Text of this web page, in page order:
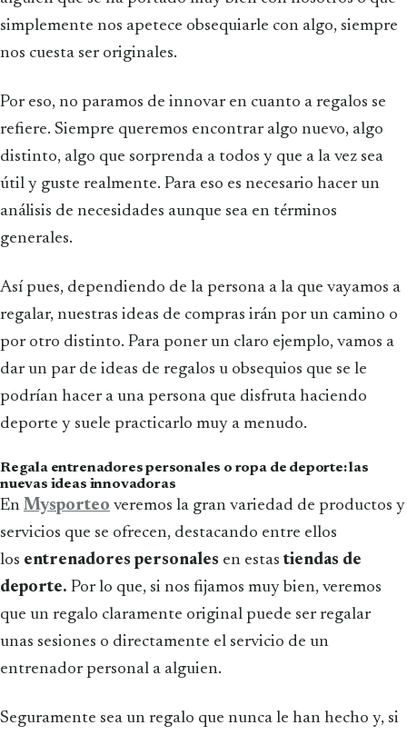
simplemente nos apetece obsequiarle con algo, siempre
nos cuesta ser originales.
Por eso, no paramos de innovar en cuanto a regalos se
refiere. Siempre queremos encontrar algo nuevo, algo
distinto, algo que sorprenda a todos y que a la vez sea
útil y guste realmente. Para eso es necesario hacer un
análisis de necesidades aunque sea en términos
generales.
Así pues, dependiendo de la persona a la que vayamos a
regalar, nuestras ideas de compras irán por un camino o
por otro distinto. Para poner un claro ejemplo, vamos a
dar un par de ideas de regalos u obsequios que se le
podrían hacer a una persona que disfruta haciendo
deporte y suele practicarlo muy a menudo.
Regala entrenadores personales o ropa de deporte: las
nuevas ideas innovadoras
En Mysporteo veremos la gran variedad de productos y
servicios que se ofrecen, destacando entre ellos
los entrenadores personales en estastiendas de
deporte. Por lo que, si nos fijamos muy bien, veremos
que un regalo claramente original puede ser regalar
unas sesiones o directamente el servicio de un
entrenador personal a alguien.
Seguramente sea un regalo que nunca le han hecho y, si